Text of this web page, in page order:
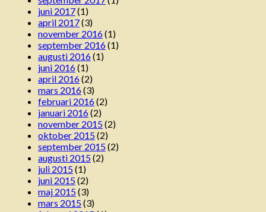
juni 2017(1)
april 2017(3)
november 2016(1)
september 2016(1)
augusti 2016(1)
juni 2016(1)
april 2016(2)
mars 2016(3)
februari 2016(2)
januari 2016(2)
november 2015(2)
oktober 2015(2)
september 2015(2)
augusti 2015(2)
juli 2015(1)
juni 2015(2)
maj 2015(3)
mars 2015(3)